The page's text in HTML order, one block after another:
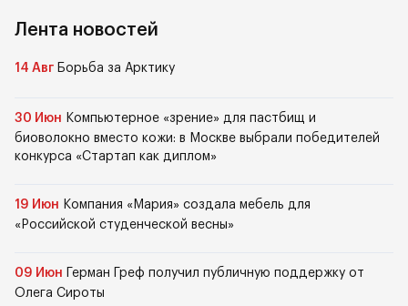
Лента новостей
14 Авг Борьба за Арктику
30 Июн Компьютерное «зрение» для пастбищ и
биоволокно вместо кожи: в Москве выбрали победителей
конкурса «Стартап как диплом»
19 Июн Компания «Мария» создала мебель для
«Российской студенческой весны»
09 Июн
Герман Греф получил публичную поддержку от
Олега Сироты